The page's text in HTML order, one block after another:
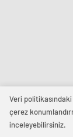
Veri
çerez
inceleyebilirsiniz.